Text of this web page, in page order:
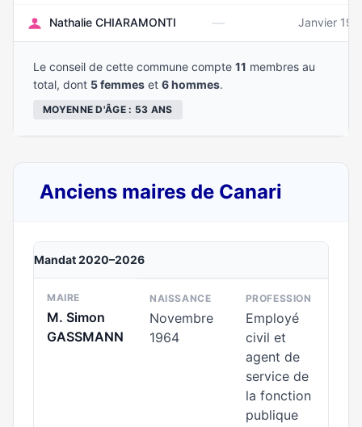
Nathalie CHIARAMONTI — Janvier
Le conseil de cette commune compte 11 membres au
total, dont 5 femmes et 6 hommes.
MOYENNE D'ÂGE : 53 ANS
Anciens maires de Canari
Mandat 2020–2026
MAIRE
M. Simon
GASSMANN
NAISSANCE
Novembre
1964
PROFESSION
Employé
civil et
agent de
service de
la fonction
publique